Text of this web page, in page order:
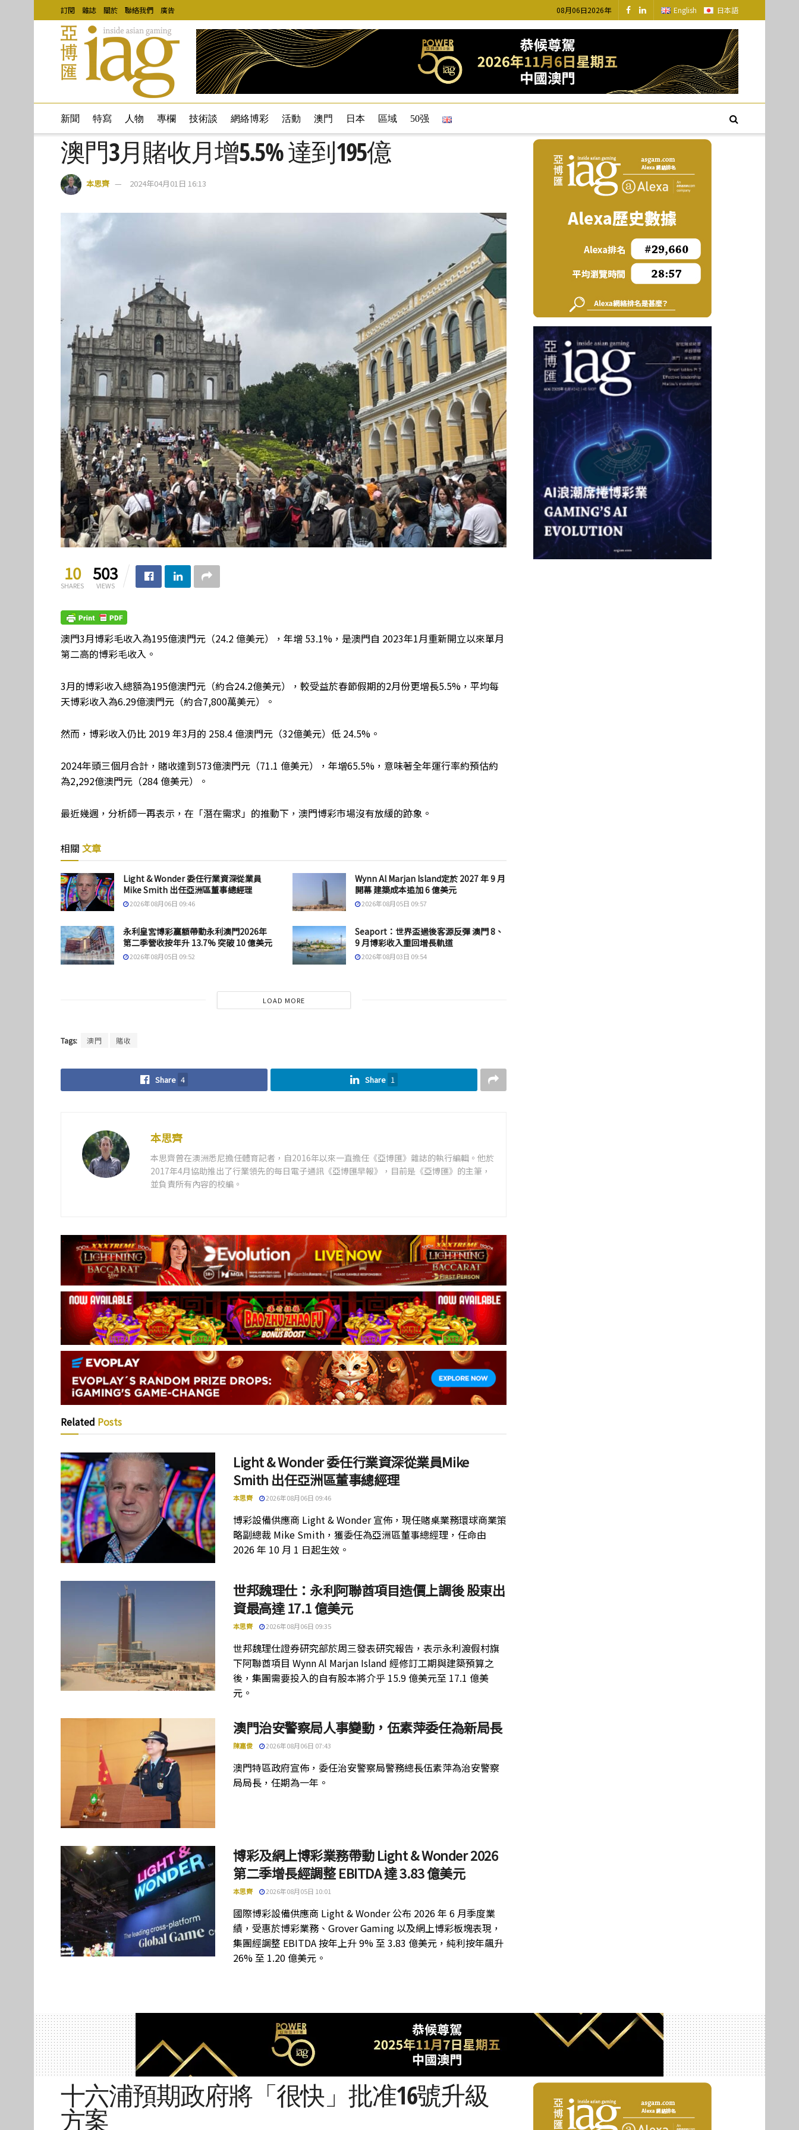
訂閱 雜誌 關於 聯絡我們 廣告 08月06日2026年 English 日本語
新聞 特寫 人物 專欄 技術談 網絡博彩 活動 澳門 日本 區域 50强
澳門3月賭收月增5.5% 達到195億
本思齊 2024年04月01日 16:13
10
SHARES
503
VIEWS
澳門3月博彩毛收入為195億澳門元（24.2 億美元），年增 53.1%，是澳門自 2023年1月重新開立以來單月
第二高的博彩毛收入。
3月的博彩收入總額為195億澳門元（約合24.2億美元），較受益於春節假期的2月份更增長5.5%，平均每
天博彩收入為6.29億澳門元（約合7,800萬美元）。
然而，博彩收入仍比 2019 年3月的 258.4 億澳門元（32億美元）低 24.5%。
2024年頭三個月合計，賭收達到573億澳門元（71.1 億美元），年增65.5%，意味著全年運行率約預估約
為2,292億澳門元（284 億美元）。
最近幾週，分析師一再表示，在「潛在需求」的推動下，澳門博彩市場沒有放緩的跡象。
相關 文章
Light & Wonder 委任行業資深從業員
Mike Smith 出任亞洲區董事總經理
2026年08月06日 09:46
Wynn Al Marjan Island定於 2027 年 9 月
開幕 建築成本追加 6 億美元
2026年08月05日 09:57
永利皇宮博彩贏額帶動永利澳門2026年
第二季營收按年升 13.7% 突破 10 億美元
2026年08月05日 09:52
Seaport：世界盃過後客源反彈 澳門 8、
9 月博彩收入重回增長軌道
2026年08月03日 09:54
LOAD MORE
Tags: 澳門 賭收
Share 4 Share 1
本思齊
本思齊曾在澳洲悉尼擔任體育記者，自2016年以來一直擔任《亞博匯》雜誌的執行編輯。他於
2017年4月協助推出了行業領先的每日電子通訊《亞博匯早報》，目前是《亞博匯》的主筆，
並負責所有內容的校編。
Related Posts
Light & Wonder 委任行業資深從業員Mike
Smith 出任亞洲區董事總經理
本思齊 2026年08月06日 09:46
博彩設備供應商 Light & Wonder 宣佈，現任賭桌業務環球商業策
略副總裁 Mike Smith，獲委任為亞洲區董事總經理，任命由
2026 年 10 月 1 日起生效。
世邦魏理仕：永利阿聯酋項目造價上調後 股東出
資最高達 17.1 億美元
本思齊 2026年08月06日 09:35
世邦魏理仕證券研究部於周三發表研究報告，表示永利渡假村旗
下阿聯酋項目 Wynn Al Marjan Island 經修訂工期與建築預算之
後，集團需要投入的自有股本將介乎 15.9 億美元至 17.1 億美
元。
澳門治安警察局人事變動，伍素萍委任為新局長
陳嘉俊 2026年08月06日 07:43
澳門特區政府宣佈，委任治安警察局警務總長伍素萍為治安警察
局局長，任期為一年。
博彩及網上博彩業務帶動 Light & Wonder 2026
第二季增長經調整 EBITDA 達 3.83 億美元
本思齊 2026年08月05日 10:01
國際博彩設備供應商 Light & Wonder 公布 2026 年 6 月季度業
績，受惠於博彩業務、Grover Gaming 以及網上博彩板塊表現，
集團經調整 EBITDA 按年上升 9% 至 3.83 億美元，純利按年飆升
26% 至 1.20 億美元。
十六浦預期政府將「很快」批准16號升級
方案